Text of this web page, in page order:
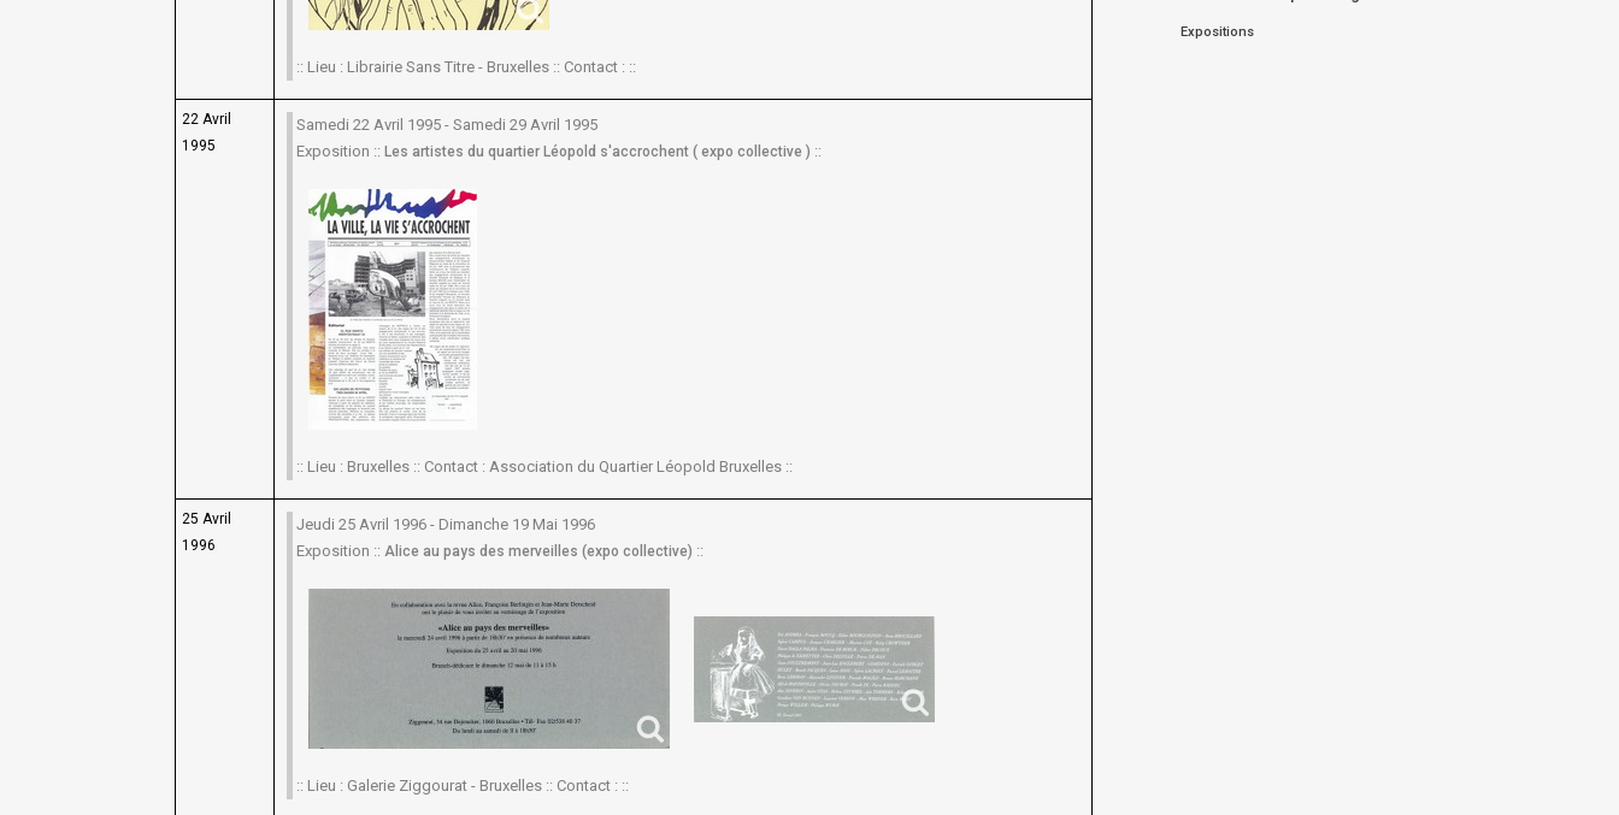
:: Lieu : Librairie Sans Titre - Bruxelles :: Contact : ::
22 Avril
1995
Samedi 22 Avril 1995 - Samedi 29 Avril 1995
Exposition :: Les artistes du quartier Léopold s'accrochent ( expo collective ) ::
:: Lieu : Bruxelles :: Contact : Association du Quartier Léopold Bruxelles ::
25 Avril
1996
Jeudi 25 Avril 1996 - Dimanche 19 Mai 1996
Exposition :: Alice au pays des merveilles (expo collective) ::
:: Lieu : Galerie Ziggourat - Bruxelles :: Contact : ::
Expositions